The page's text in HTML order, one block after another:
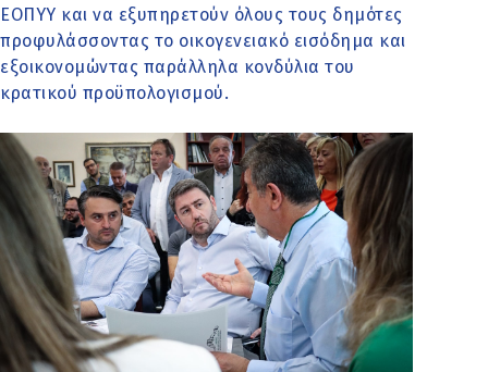
ΕΟΠΥΥ και να εξυπηρετούν όλους τους δημότες
προφυλάσσοντας το οικογενειακό εισόδημα και
εξοικονομώντας παράλληλα κονδύλια του
κρατικού προϋπολογισμού.